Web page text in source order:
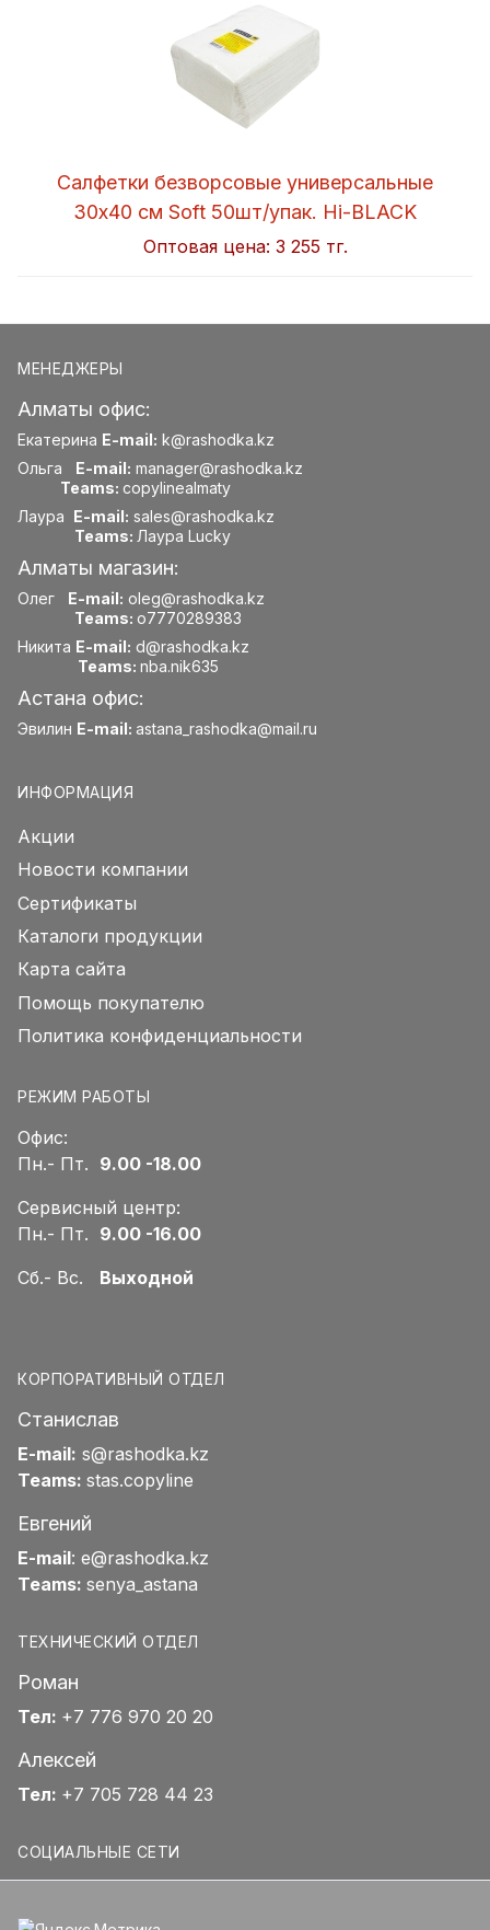
Салфетки безворсовые универсальные
30x40 см Soft 50шт/упак. Hi-BLACK
Оптовая цена: 3 255 тг.
МЕНЕДЖЕРЫ
Алматы офис:
Екатерина E-mail: k@rashodka.kz
Ольга E-mail: manager@rashodka.kz
Teams: copylinealmaty
Лаура E-mail: sales@rashodka.kz
Teams: Лаура Lucky
Алматы магазин:
Олег E-mail: oleg@rashodka.kz
Teams: o7770289383
Никита E-mail: d@rashodka.kz
Teams: nba.nik635
Астана офис:
Эвилин E-mail: astana_rashodka@mail.ru
ИНФОРМАЦИЯ
Акции
Новости компании
Сертификаты
Каталоги продукции
Карта сайта
Помощь покупателю
Политика конфиденциальности
РЕЖИМ РАБОТЫ
Офис:
Пн.- Пт. 9.00 -18.00
Сервисный центр:
Пн.- Пт. 9.00 -16.00
Сб.- Вс. Выходной
КОРПОРАТИВНЫЙ ОТДЕЛ
Станислав
E-mail: s@rashodka.kz
Teams: stas.copyline
Евгений
E-mail: e@rashodka.kz
Teams: senya_astana
ТЕХНИЧЕСКИЙ ОТДЕЛ
Роман
Тел: +7 776 970 20 20
Алексей
Тел: +7 705 728 44 23
СОЦИАЛЬНЫЕ СЕТИ